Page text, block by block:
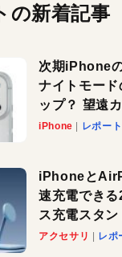
の新着記事
次期iPhone
ナイトモー
ップ？ 望遠
スがさらにシ
iPhone レポート
iPhoneと
速充電でき
ス充電スタ
South
アクセサリ レポ